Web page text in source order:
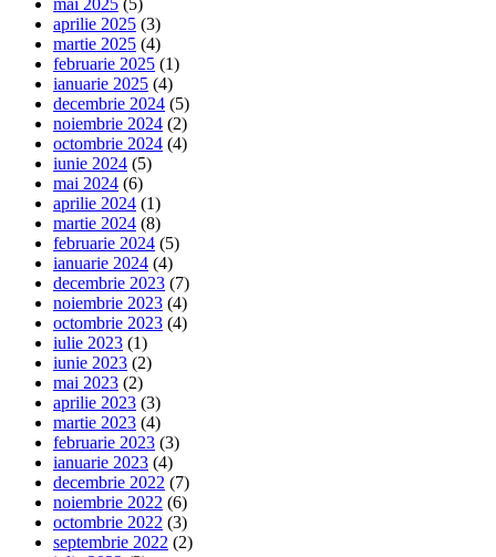
mai 2025 (5)
aprilie 2025 (3)
martie 2025 (4)
februarie 2025 (1)
ianuarie 2025 (4)
decembrie 2024 (5)
noiembrie 2024 (2)
octombrie 2024 (4)
iunie 2024 (5)
mai 2024 (6)
aprilie 2024 (1)
martie 2024 (8)
februarie 2024 (5)
ianuarie 2024 (4)
decembrie 2023 (7)
noiembrie 2023 (4)
octombrie 2023 (4)
iulie 2023 (1)
iunie 2023 (2)
mai 2023 (2)
aprilie 2023 (3)
martie 2023 (4)
februarie 2023 (3)
ianuarie 2023 (4)
decembrie 2022 (7)
noiembrie 2022 (6)
octombrie 2022 (3)
septembrie 2022 (2)